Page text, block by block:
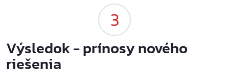
Výsledok - prínosy nového
riešenia